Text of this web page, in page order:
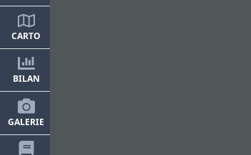
CARTO
BILAN
GALERIE